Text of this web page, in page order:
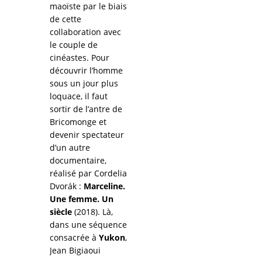
maoïste par le biais
de cette
collaboration avec
le couple de
cinéastes. Pour
découvrir l’homme
sous un jour plus
loquace, il faut
sortir de l’antre de
Bricomonge et
devenir spectateur
d’un autre
documentaire,
réalisé par Cordelia
Dvorák : Marceline.
Une femme. Un
siècle (2018). Là,
dans une séquence
consacrée à Yukon,
Jean Bigiaoui